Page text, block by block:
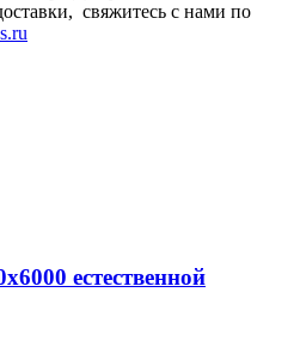
свяжитесь с нами по
естественной